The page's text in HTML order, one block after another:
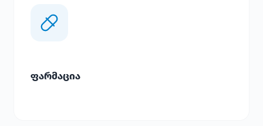
ფარმაცია